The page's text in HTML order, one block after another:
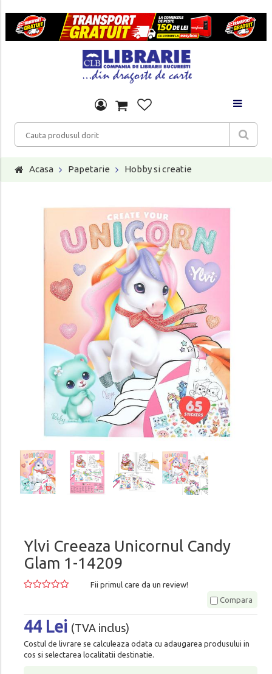
Acasa Papetarie Hobby si creatie
Ylvi Creeaza Unicornul Candy
Glam 1-14209
Fii primul care da un review!
Compara
44 Lei (TVA inclus)
Costul de livrare se calculeaza odata cu adaugarea produsului in
cos si selectarea localitatii destinatie.